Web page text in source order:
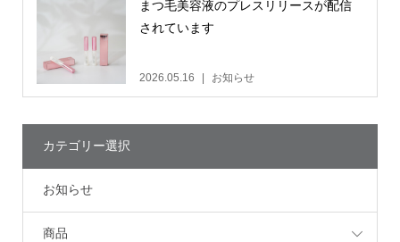
まつ毛美容液のプレスリリースが配信
されています
2026.05.16 お知らせ
カテゴリー選択
お知らせ
商品